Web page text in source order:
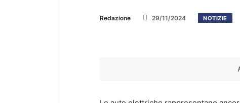
Redazione 29/11/2024 NOTIZIE